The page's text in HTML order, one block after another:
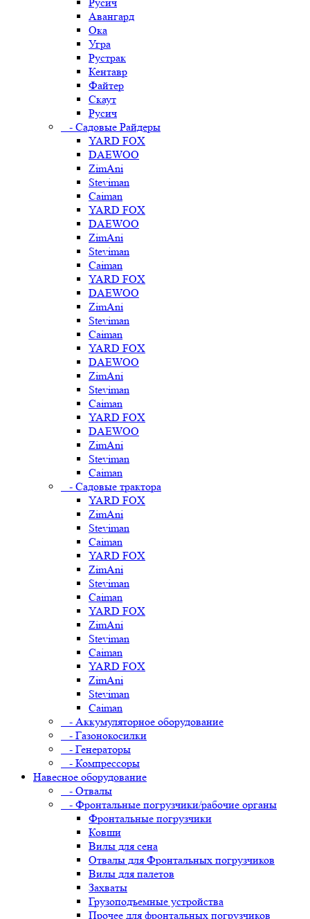
Авангард
Ока
Угра
Рустрак
Кентавр
Файтер
Скаут
Русич
- Садовые Райдеры
YARD FOX
DAEWOO
ZimAni
Steviman
Caiman
YARD FOX
DAEWOO
ZimAni
Steviman
Caiman
YARD FOX
DAEWOO
ZimAni
Steviman
Caiman
YARD FOX
DAEWOO
ZimAni
Steviman
Caiman
YARD FOX
DAEWOO
ZimAni
Steviman
Caiman
- Садовые трактора
YARD FOX
ZimAni
Steviman
Caiman
YARD FOX
ZimAni
Steviman
Caiman
YARD FOX
ZimAni
Steviman
Caiman
YARD FOX
ZimAni
Steviman
Caiman
- Аккумуляторное оборудование
- Газонокосилки
- Генераторы
- Компрессоры
Навесное оборудование
- Отвалы
- Фронтальные погрузчики/рабочие органы
Фронтальные погрузчики
Ковши
Вилы для сена
Отвалы для Фронтальных погрузчиков
Вилы для палетов
Захваты
Грузоподъемные устройства
Прочее для фронтальных погрузчиков